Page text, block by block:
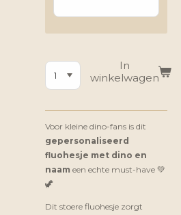
In
winkelwagen
Voor kleine dino-fans is dit
gepersonaliseerd
fluohesje met dino en
naam een echte must-have 💚
🦖
Dit stoere fluohesje zorgt